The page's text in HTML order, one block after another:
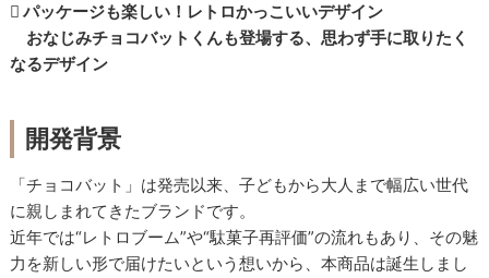
 パッケージも楽しい！レトロかっこいいデザイン
おなじみチョコバットくんも登場する、思わず手に取りたく
なるデザイン
開発背景
「チョコバット」は発売以来、子どもから大人まで幅広い世代
に親しまれてきたブランドです。
近年では“レトロブーム”や“駄菓子再評価”の流れもあり、その魅
力を新しい形で届けたいという想いから、本商品は誕生しまし